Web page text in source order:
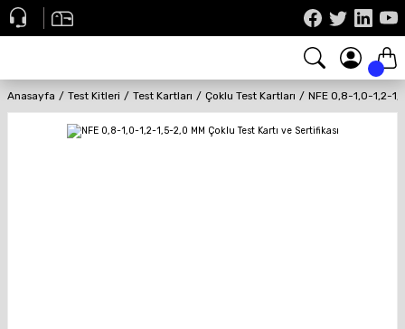
Anasayfa Test Kitleri Test Kartları Çoklu Test Kartları NFE 0,8-1,0-1,2-